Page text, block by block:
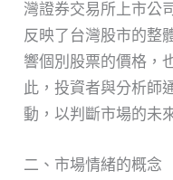
灣證券交易所上市公
反映了台灣股市的整
響個別股票的價格，
此，投資者與分析師
動，以判斷市場的未
二、市場情緒的概念